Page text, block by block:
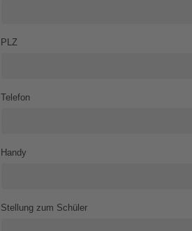
PLZ
Telefon
Handy
Stellung zum Schüler